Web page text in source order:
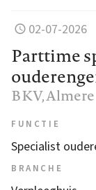
02-07-2026
Parttime
BKV, Almere
FUNCTIE
Specialist
BRANCHE